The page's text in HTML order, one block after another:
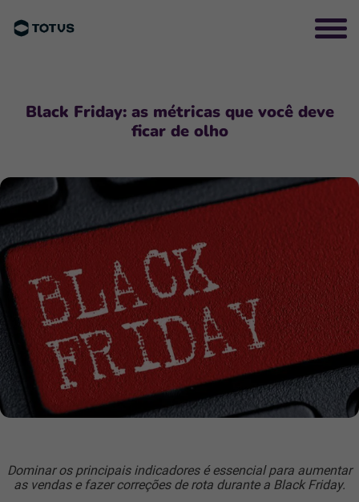
Black Friday: as métricas que você deve
ficar de olho
Dominar os principais indicadores é essencial para aumentar
as vendas e fazer correções de rota durante a Black Friday.